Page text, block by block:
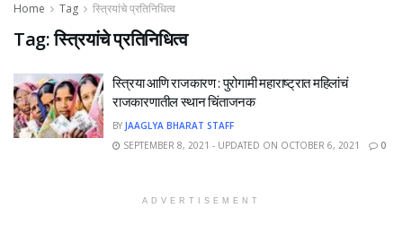
Home Tag स्त्रियांचे प्रतिनिधित्व
Tag:स्त्रियांचे प्रतिनिधित्व
स्त्रिया आणि राजकारण : पुरोगामी महाराष्ट्रात महिलांचं
राजकारणातील स्थान चिंताजनक
BY JAAGLYA BHARAT STAFF
SEPTEMBER 8, 2021 - UPDATED ON OCTOBER 6, 2021
0
ADVERTISEMENT